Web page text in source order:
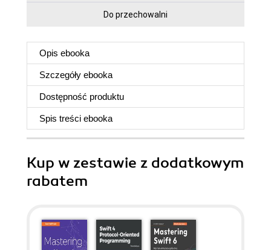
Do przechowalni
Opis ebooka
Szczegóły ebooka
Dostępność produktu
Spis treści ebooka
Kup w zestawie z dodatkowym
rabatem